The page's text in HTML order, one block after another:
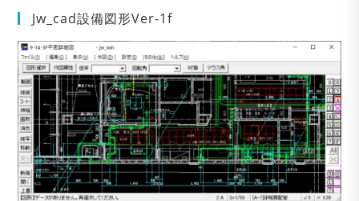
Jw_cad設備図形Ver-1f